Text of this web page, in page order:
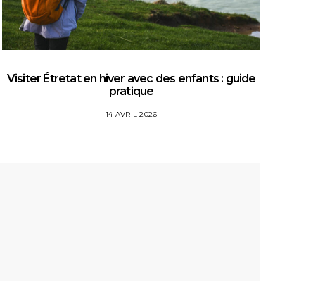
Visiter Étretat en hiver avec des enfants : guide
pratique
14 AVRIL 2026